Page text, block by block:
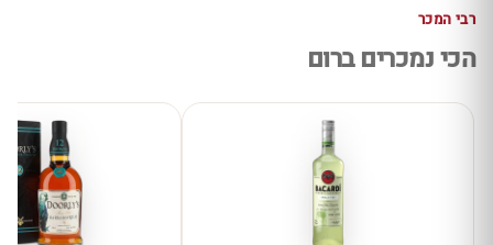
רבי המכר
הכי נמכרים ברום